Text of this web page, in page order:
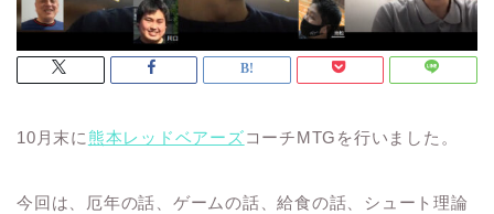
10月末に 熊本レッドベアーズコーチMTGを行いました。
今回は、厄年の話、ゲームの話、給食の話、シュート理論